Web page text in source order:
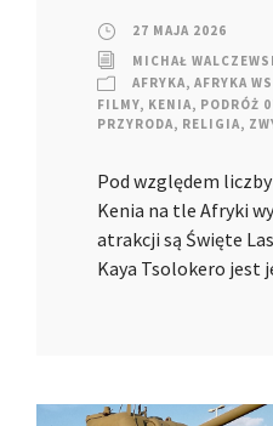
27 MAJA 2026
MICHAŁ
AFRYKA, AFRYKA
FILMY, KENIA, PODRÓŻ
PRZYRODA, RELIGIA,
Pod względem
Kenia na tle Afryki
atrakcji są Święte
Kaya Tsolokero jest